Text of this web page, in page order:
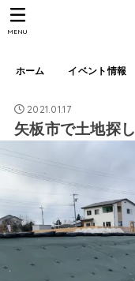
ホーム イベント情報
MENU
2021.01.17
矢板市で土地探し